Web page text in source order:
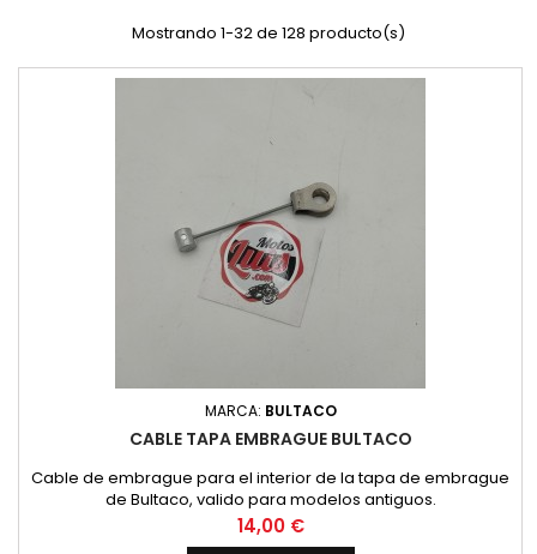
Mostrando 1-32 de 128 producto(s)
MARCA: BULTACO
CABLE TAPA EMBRAGUE BULTACO
Cable de embrague para el interior de la tapa de embrague
de Bultaco, valido para modelos antiguos.
Precio
14,00 €